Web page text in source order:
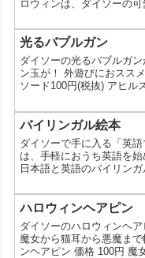
ロウィンは、ダイソーの
どんなの？ ダイソーのハ
一つ。パンプキンやコウ
チーフから、ちょっとユ
なんです。 価格もプチプ
光るバブルガン
ダイソーの光るバブルガ
ン玉が！ 外遊びにおスス
ソード100円(税抜) アヒル
ボン玉 #バブルガン
遊びにおススメなアイテ
ン玉ソ...
バイリンガル絵本
ダイソーで手に入る「英
は、手軽におうち英語を
日本語と英語のバイリン
本としても取り入れやす
楽しめる名作絵本 ダイソ
材にしたバイリンガル絵
め、意味を確認しながら
ハロウィンヘアピン
ダイソーのハロウィンヘ
魔女から猫耳から悪魔ま
ンヘアピン 価格 100円 魔